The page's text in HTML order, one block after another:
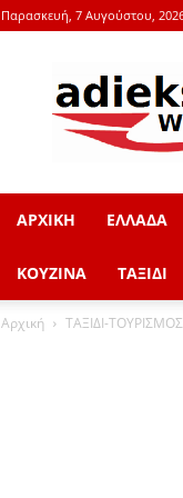
Παρασκευή, 7 Αυγούστου,
ΑΡΧΙΚΗ ΕΛΛΑΔΑ
ΚΟΥΖΙΝΑ ΤΑΞΙΔΙ
Αρχική ΤΑΞΙΔΙ-